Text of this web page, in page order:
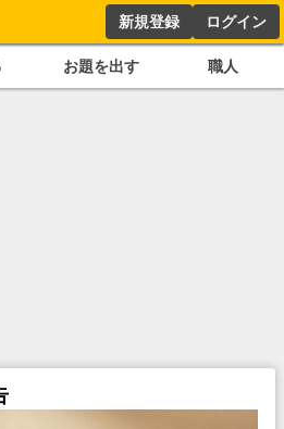
新規登録 ログイン
お題を出す 職人